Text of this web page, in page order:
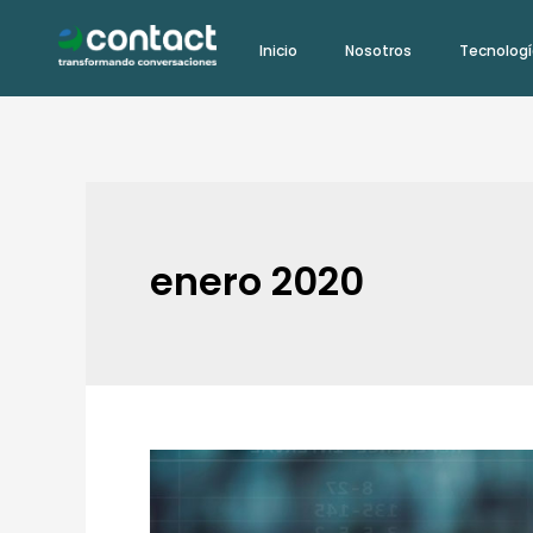
contenido
Inicio Nosotros
enero 2020
4